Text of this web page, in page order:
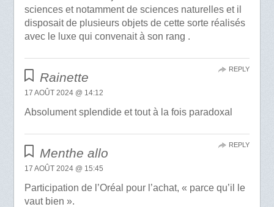
sciences et notamment de sciences naturelles et il
disposait de plusieurs objets de cette sorte réalisés
avec le luxe qui convenait à son rang .
Rainette
17 AOÛT 2024 @ 14:12
Absolument splendide et tout à la fois paradoxal
REPLY
Menthe allo
17 AOÛT 2024 @ 15:45
Participation de l’Oréal pour l’achat, « parce qu’il le
vaut bien ».
REPLY